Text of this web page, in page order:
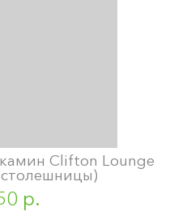
Clifton Lounge
столешницы)
р.